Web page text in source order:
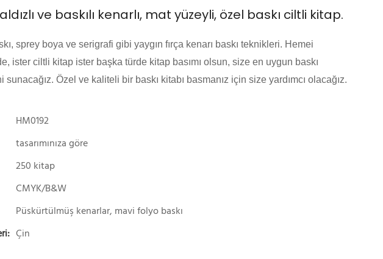
ve baskılı kenarlı, mat yüzeyli, özel baskı ciltli kitap.
sprey boya ve serigrafi gibi yaygın fırça kenarı baskı teknikleri. Hemei
ister ciltli kitap ister başka türde kitap basımı olsun, size en uygun baskı
sunacağız. Özel ve kaliteli bir baskı kitabı basmanız için size yardımcı olacağız.
HM0192
tasarımınıza göre
250 kitap
CMYK/B&W
Püskürtülmüş kenarlar, mavi folyo baskı
Çin